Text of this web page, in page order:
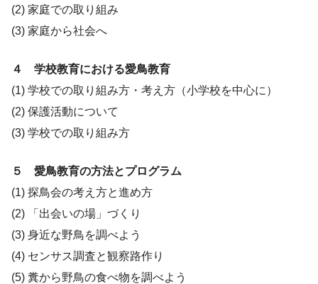
(2) 家庭での取り組み
(3) 家庭から社会へ
４ 学校教育における愛鳥教育
(1) 学校での取り組み方・考え方（小学校を中心に）
(2) 保護活動について
(3) 学校での取り組み方
５ 愛鳥教育の方法とプログラム
(1) 探鳥会の考え方と進め方
(2) 「出会いの場」づくり
(3) 身近な野鳥を調べよう
(4) センサス調査と観察路作り
(5) 糞から野鳥の食べ物を調べよう